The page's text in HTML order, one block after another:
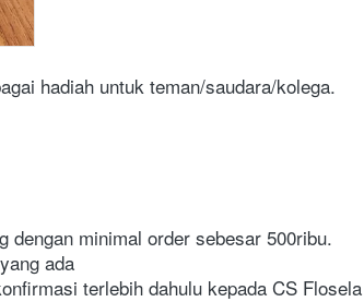
hadiah untuk teman/saudara/kolega.
dengan minimal order sebesar 500ribu.
ada
terlebih dahulu kepada CS Flosela